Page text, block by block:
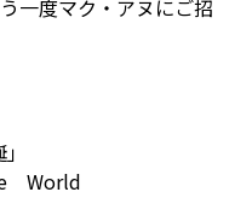
一度マク・アヌにご招
World